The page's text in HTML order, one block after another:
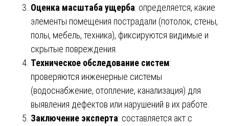
Оценка масштаба ущерба: определяется, какие
элементы помещения пострадали (потолок, стены,
полы, мебель, техника), фиксируются видимые и
скрытые повреждения.
Техническое обследование систем:
проверяются инженерные системы
(водоснабжение, отопление, канализация) для
выявления дефектов или нарушений в их работе.
Заключение эксперта: составляется акт с